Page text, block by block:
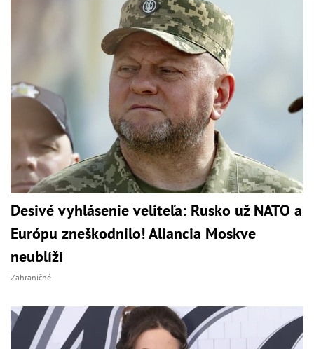
Desivé vyhlásenie veliteľa: Rusko už NATO a
Európu zneškodnilo! Aliancia Moskve
neublíži
Zahraničné